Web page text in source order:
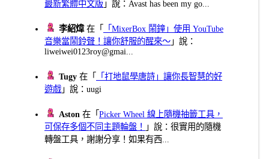
最新繁體中文版 」說：Avast has been my go...
李紹煒在「
「MixerBox 鬧鐘」使用 YouTube
音樂當鬧鈴聲！讓你舒服的醒來～ 」說：
liweiwei0123roy@gmai...
Tugy 在「
「打地鼠學唐詩」讓你長智慧的好
遊戲 」說：uugi
Aston 在「Picker Wheel 線上隨機抽籤工具，
可保存多個不同主題輪盤！
」說：很實用的隨機
轉盤工具，謝謝分享！如果有西...